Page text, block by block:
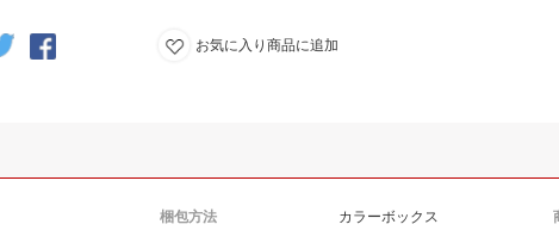
お気に入り商品に追加
梱包方法 カラーボックス